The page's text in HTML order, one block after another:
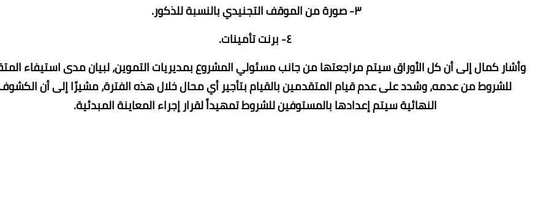
٣- صورة ‏من الموقف التجنيدي بالنسبة للذكور.
٤- برنت تأمينات.
وأشار كمال إلى أن كل الأوراق سيتم مراجعتها من جانب مسئولي المشروع بمديريات التموين، لبيان مدى استيفاء
للشروط من عدمه، وشدد على عدم قيام المتقدمين بالقيام ‏بتأجير أي محال خلال هذه الفترة، مشيرًا إلى أن
النهائية ‏سيتم إعدادها بالمستوفين للشروط تمهيداً لقرار إجراء المعاينة المبدئية.